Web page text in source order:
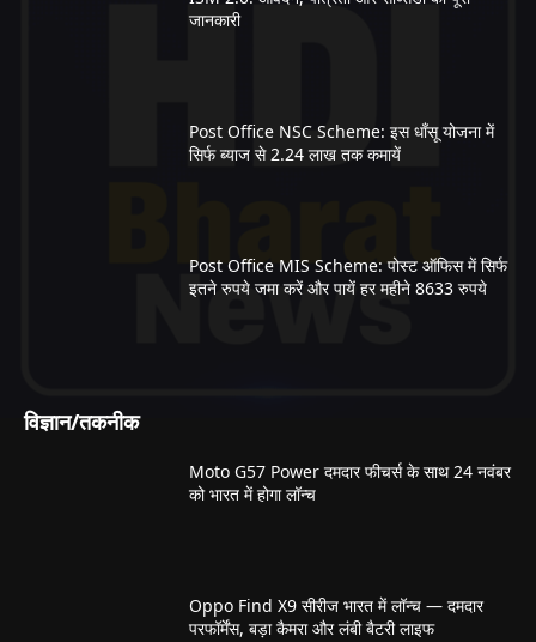
जानकारी
Post Office NSC Scheme: इस धाँसू योजना में
सिर्फ ब्याज से 2.24 लाख तक कमायें
Post Office MIS Scheme: पोस्ट ऑफिस में सिर्फ
इतने रुपये जमा करें और पायें हर महीने 8633 रुपये
विज्ञान/तकनीक
Moto G57 Power दमदार फीचर्स के साथ 24 नवंबर
को भारत में होगा लॉन्च
Oppo Find X9 सीरीज भारत में लॉन्च — दमदार
परफॉर्मेंस, बड़ा कैमरा और लंबी बैटरी लाइफ